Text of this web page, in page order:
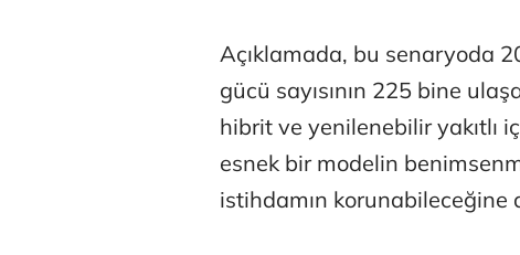
Açıklamada, bu senaryoda
gücü sayısının 225 bine
hibrit ve yenilenebilir yakıtlı
esnek bir modelin
istihdamın korunabileceğine